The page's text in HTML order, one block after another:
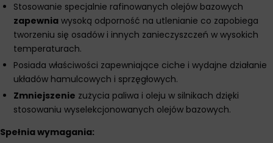
Stosowanie specjalnie rafinowanych olejów bazowych
zapewnia wysoką odporność na utlenianie co zapobiega
tworzeniu się osadów i innych zanieczyszczeń w wysokich
temperaturach.
Posiada właściwości zapewniające ciche i wydajne działanie
układów hamulcowych i sprzęgłowych.
Zmniejszenie zużycia paliwa i oleju w silnikach dzięki
stosowaniu wyselekcjonowanych olejów bazowych.
Spełnia wymagania: